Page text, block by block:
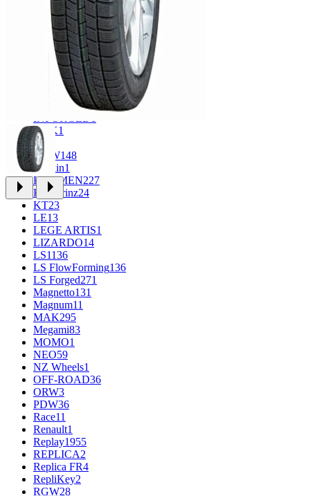
CROSS_STREET
31
Eurodisk1
30
FR REPLICA1
34
Grizzly3
915
iFree Original49
K&K1
K7
KDW148
Keskin1
KHOMEN227
Kronprinz24
KT23
LE13
LEGE ARTIS1
LIZARDO14
LS1136
LS FlowForming136
LS Forged271
Magnetto131
Magnum11
MAK295
Megami83
MOMO1
NEO59
NZ Wheels1
OFF-ROAD36
ORW3
PDW36
Race11
Renault1
Replay1955
REPLICA2
Replica FR4
RepliKey2
RGW28